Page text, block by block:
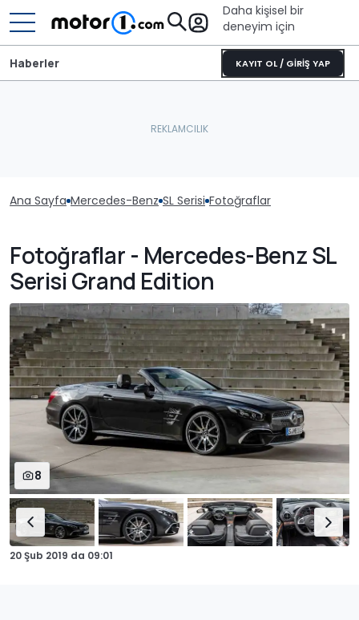
Daha kişisel bir
deneyim için
KAYIT OL / GİRİŞ YAP
Haberler
Ana Sayfa Mercedes-Benz SL Serisi Fotoğraflar
Fotoğraflar - Mercedes-Benz SL
Serisi Grand Edition
8
20 Şub 2019 da 09:01